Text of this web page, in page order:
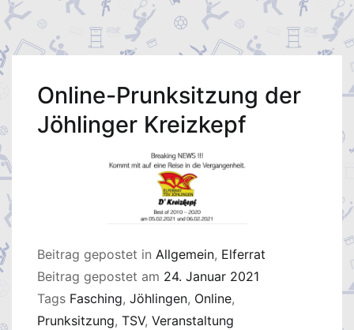
Online-Prunksitzung der
Jöhlinger Kreizkepf
Beitrag gepostet in Allgemein, Elferrat
Beitrag gepostet am 24. Januar 2021
Tags Fasching, Jöhlingen, Online,
Prunksitzung, TSV, Veranstaltung